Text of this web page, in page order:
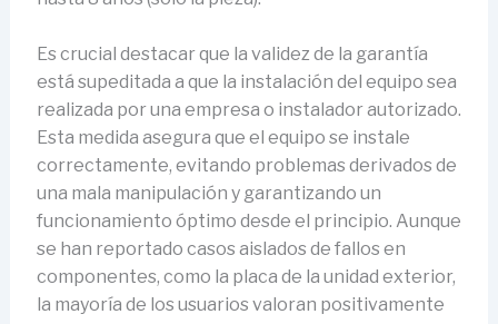
Es crucial destacar que la validez de la garantía
está supeditada a que la instalación del equipo sea
realizada por una empresa o instalador autorizado.
Esta medida asegura que el equipo se instale
correctamente, evitando problemas derivados de
una mala manipulación y garantizando un
funcionamiento óptimo desde el principio. Aunque
se han reportado casos aislados de fallos en
componentes, como la placa de la unidad exterior,
la mayoría de los usuarios valoran positivamente